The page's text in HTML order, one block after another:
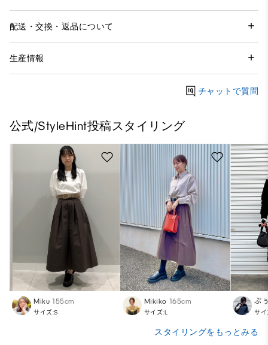
配送・交換・返品について
生産情報
チャットで質問
公式/StyleHint投稿スタイリング
Miku 155cm
サイズ:S
Mikiko 165cm
サイズ:L
ぷ
サ
スタイリングをもっとみる